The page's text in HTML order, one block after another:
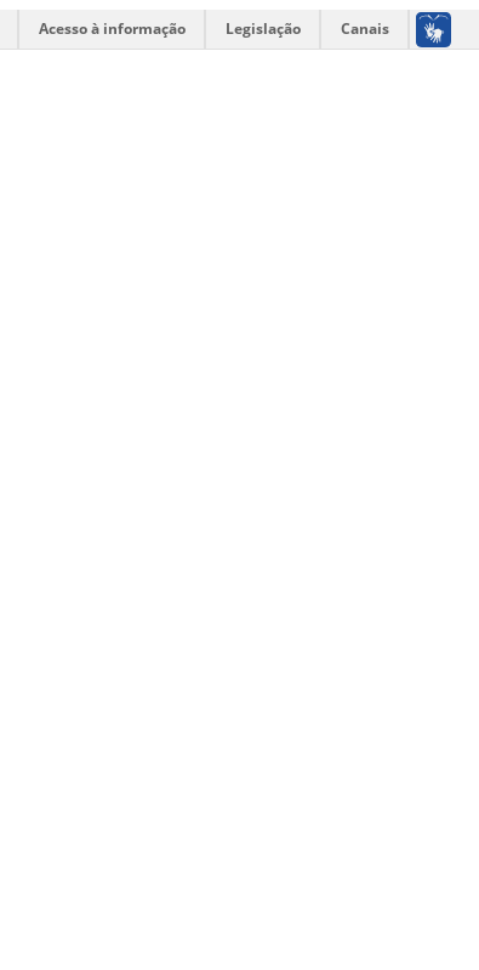
Acesso à informação Legislação
Canais